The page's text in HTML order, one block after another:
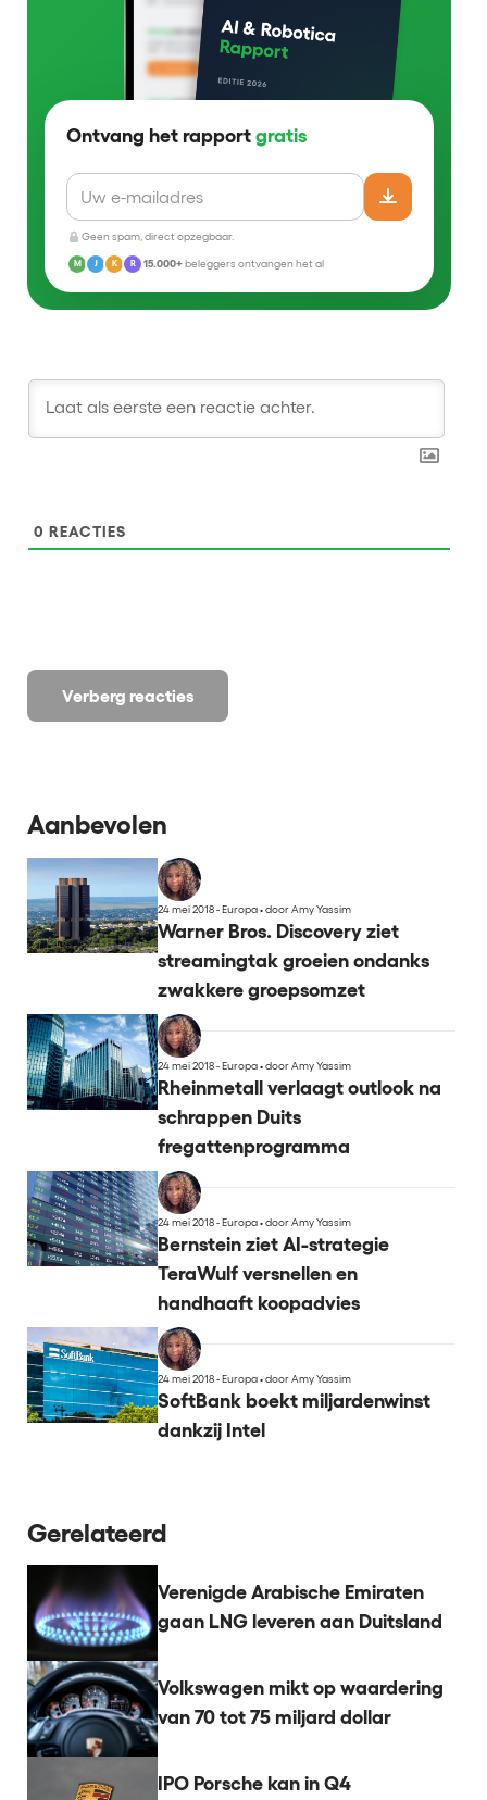
Ontvang het rapport gratis
Geen spam, direct opzegbaar.
M J K R 15.000+beleggers ontvangen het al
Verberg reacties
0 REACTIES
Aanbevolen
24 mei 2018 - Europa•door Amy Yassim
Warner Bros. Discovery ziet
streamingtak groeien ondanks
zwakkere groepsomzet
24 mei 2018 - Europa•door Amy Yassim
Rheinmetall verlaagt outlook na
schrappen Duits
fregattenprogramma
24 mei 2018 - Europa•door Amy Yassim
Bernstein ziet AI-strategie
TeraWulf versnellen en
handhaaft koopadvies
24 mei 2018 - Europa•door Amy Yassim
SoftBank boekt miljardenwinst
dankzij Intel
Gerelateerd
Verenigde Arabische Emiraten
gaan LNG leveren aan Duitsland
Volkswagen mikt op waardering
van 70 tot 75 miljard dollar
IPO Porsche kan in Q4